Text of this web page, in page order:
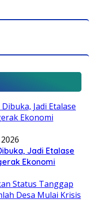
Jadi Etalase
Ekonomi